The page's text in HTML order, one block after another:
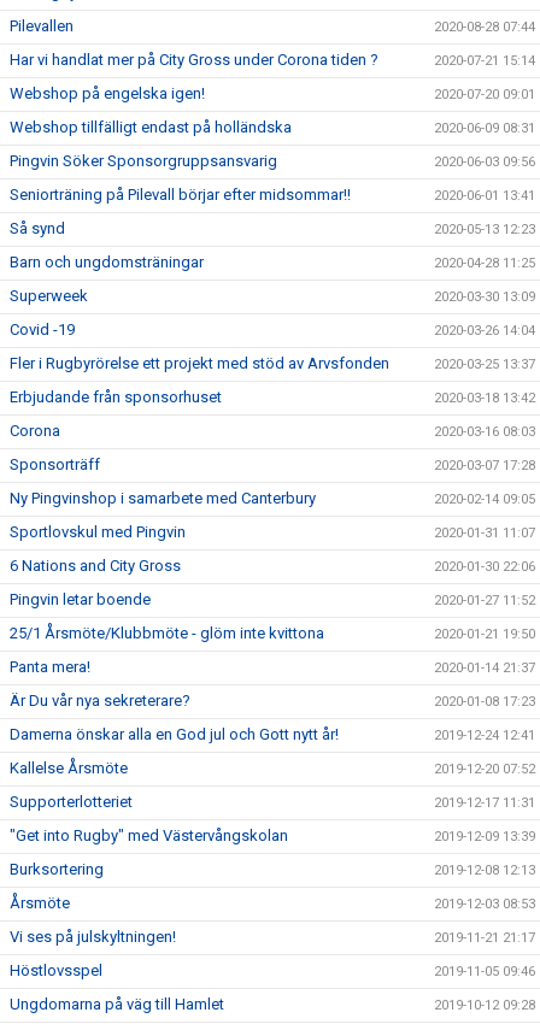
Pilevallen 2020-08-28 07:44
Har vi handlat mer på City Gross under Corona tiden ? 2020-07-21 15:14
Webshop på engelska igen! 2020-07-20 09:01
Webshop tillfälligt endast på holländska 2020-06-09 08:31
Pingvin Söker Sponsorgruppsansvarig 2020-06-03 09:56
Seniorträning på Pilevall börjar efter midsommar!! 2020-06-01 13:41
Så synd 2020-05-13 12:23
Barn och ungdomsträningar 2020-04-28 11:25
Superweek 2020-03-30 13:09
Covid -19 2020-03-26 14:04
Fler i Rugbyrörelse ett projekt med stöd av Arvsfonden 2020-03-25 13:37
Erbjudande från sponsorhuset 2020-03-18 13:42
Corona 2020-03-16 08:03
Sponsorträff 2020-03-07 17:28
Ny Pingvinshop i samarbete med Canterbury 2020-02-14 09:05
Sportlovskul med Pingvin 2020-01-31 11:07
6 Nations and City Gross 2020-01-30 22:06
Pingvin letar boende 2020-01-27 11:52
25/1 Årsmöte/Klubbmöte - glöm inte kvittona 2020-01-21 19:50
Panta mera! 2020-01-14 21:37
Är Du vår nya sekreterare? 2020-01-08 17:23
Damerna önskar alla en God jul och Gott nytt år! 2019-12-24 12:41
Kallelse Årsmöte 2019-12-20 07:52
Supporterlotteriet 2019-12-17 11:31
"Get into Rugby" med Västervångskolan 2019-12-09 13:39
Burksortering 2019-12-08 12:13
Årsmöte 2019-12-03 08:53
Vi ses på julskyltningen! 2019-11-21 21:17
Höstlovsspel 2019-11-05 09:46
Ungdomarna på väg till Hamlet 2019-10-12 09:28